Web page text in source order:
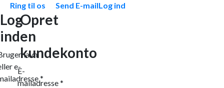
Ring til os
Send E-mailLog ind
Log
ind
e-
*
Opret
en
kundekonto
E-
mailadresse*